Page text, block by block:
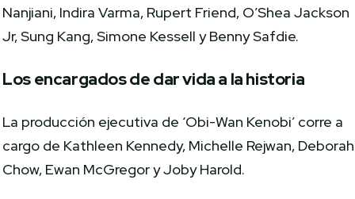
Nanjiani, Indira Varma, Rupert Friend, O’Shea Jackson
Jr, Sung Kang, Simone Kessell y Benny Safdie.
Los encargados de dar vida a la historia
La producción ejecutiva de ‘Obi-Wan Kenobi’ corre a
cargo de Kathleen Kennedy, Michelle Rejwan, Deborah
Chow, Ewan McGregor y Joby Harold.